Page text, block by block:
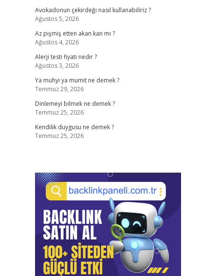
Avokadonun çekirdeği nasıl kullanabiliriz ?
Ağustos 5, 2026
Az pişmiş etten akan kan mı ?
Ağustos 4, 2026
Alerji testi fiyatı nedir ?
Ağustos 3, 2026
Ya muhyi ya mumit ne demek ?
Temmuz 29, 2026
Dinlemeyi bilmek ne demek ?
Temmuz 25, 2026
Kendilik duygusu ne demek ?
Temmuz 25, 2026